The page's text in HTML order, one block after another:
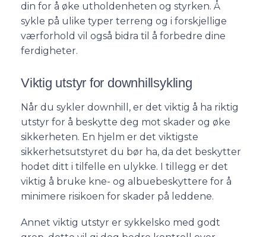
din for å øke utholdenheten og styrken. Å
sykle på ulike typer terreng og i forskjellige
værforhold vil også bidra til å forbedre dine
ferdigheter.
Viktig utstyr for downhillsykling
Når du sykler downhill, er det viktig å ha riktig
utstyr for å beskytte deg mot skader og øke
sikkerheten. En hjelm er det viktigste
sikkerhetsutstyret du bør ha, da det beskytter
hodet ditt i tilfelle en ulykke. I tillegg er det
viktig å bruke kne- og albuebeskyttere for å
minimere risikoen for skader på leddene.
Annet viktig utstyr er sykkelsko med godt